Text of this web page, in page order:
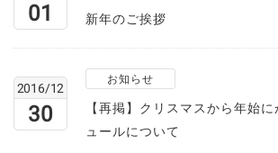
01 新年のご挨拶
2016/12
30
お知らせ
【再掲】クリスマスから年始
ュールについて